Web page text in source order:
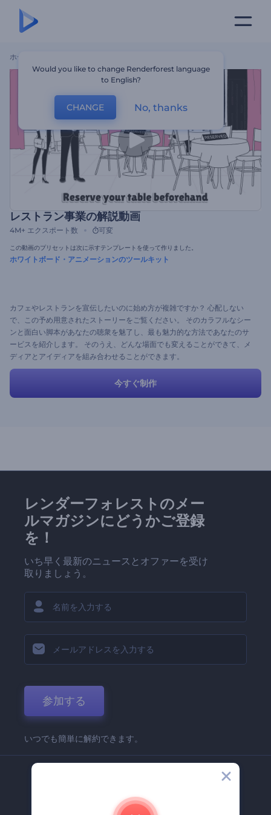
ホーム
レストラン事業の解説動画
4M+ エクスポート数 可変
この動画のプリセットは次に示すテンプレートを使って作りました。
ホワイトボード・アニメーションのツールキット
カフェやレストランを宣伝したいのに始め方が複雑ですか？ 心配しない
で、この予め用意されたストーリーをご覧ください。 そのカラフルなシー
ンと面白い脚本があなたの聴衆を魅了し、最も魅力的な方法であなたのサ
ービスを紹介します。 そのうえ、どんな場面でも変えることができて、メ
ディアとアイディアを組み合わせることができます。
今すぐ制作
レンダーフォレストのメー
ルマガジンにどうかご登録
を！
いち早く最新のニュースとオファーを受け
取りましょう。
参加する
いつでも簡単に解約できます。
Renderforest 企業情報
Would you like to change Renderforest language
to English?
CHANGE No, thanks